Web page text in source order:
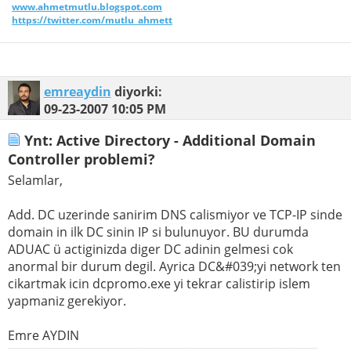
www.ahmetmutlu.blogspot.com
https://twitter.com/mutlu_ahmett
emreaydin diyorki:
09-23-2007 10:05 PM
Ynt: Active Directory - Additional Domain
Controller problemi?
Selamlar,
Add. DC uzerinde sanirim DNS calismiyor ve TCP-IP sinde
domain in ilk DC sinin IP si bulunuyor. BU durumda
ADUAC ü actiginizda diger DC adinin gelmesi cok
anormal bir durum degil. Ayrica DC&#039;yi network ten
cikartmak icin dcpromo.exe yi tekrar calistirip islem
yapmaniz gerekiyor.
Emre AYDIN